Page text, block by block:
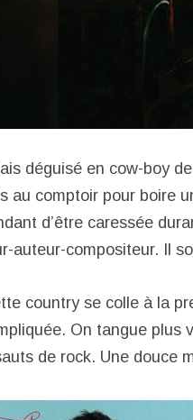
déguisé en cow-boy
au comptoir pour boire
d’être caressée
auteur-compositeur. Il
country se colle à la
On tangue plus
de rock. Une douce